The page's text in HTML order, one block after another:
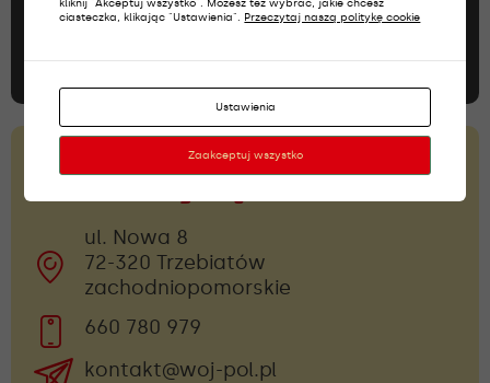
Skontaktuj się z nami!
ul. Nowa 8
72-320 Trzebiatów
zachodniopomorskie
660 780 979
kontakt@woj-pol.pl
kliknij "Akceptuj wszystko". Możesz też wybrać, jakie chcesz
ciasteczka, klikając "Ustawienia". Przeczytaj naszą politykę cookie
Ustawienia
Zaakceptuj wszystko